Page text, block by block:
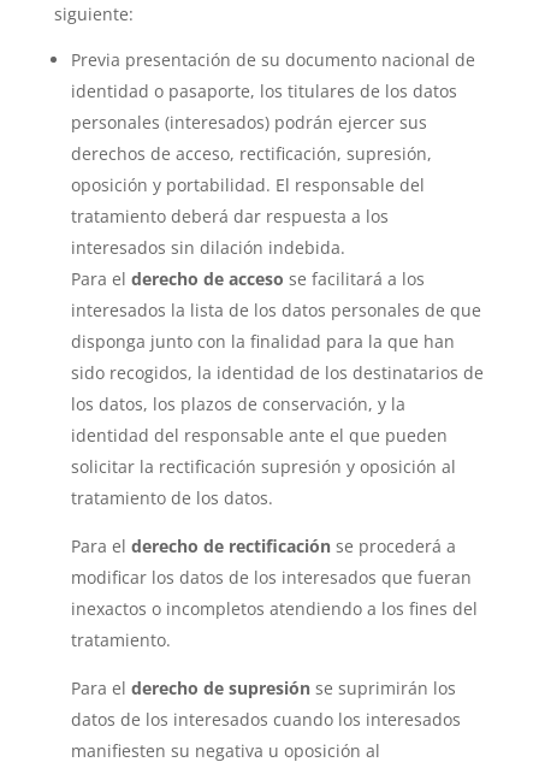
siguiente:
Previa presentación de su documento nacional de
identidad o pasaporte, los titulares de los datos
personales (interesados) podrán ejercer sus
derechos de acceso, rectificación, supresión,
oposición y portabilidad. El responsable del
tratamiento deberá dar respuesta a los
interesados sin dilación indebida.
Para el derecho de acceso se facilitará a los
interesados la lista de los datos personales de que
disponga junto con la finalidad para la que han
sido recogidos, la identidad de los destinatarios de
los datos, los plazos de conservación, y la
identidad del responsable ante el que pueden
solicitar la rectificación supresión y oposición al
tratamiento de los datos.
Para el derecho de rectificaciónse procederá a
modificar los datos de los interesados que fueran
inexactos o incompletos atendiendo a los fines del
tratamiento.
Para el derecho de supresiónse suprimirán los
datos de los interesados cuando los interesados
manifiesten su negativa u oposición al